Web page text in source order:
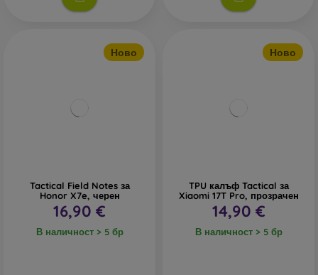
Ново
Tactical Field Notes за
Honor X7e, черен
16,90 €
В наличност > 5 бр
Ново
TPU калъф Tactical за
Xiaomi 17T Pro, прозрачен
14,90 €
В наличност > 5 бр